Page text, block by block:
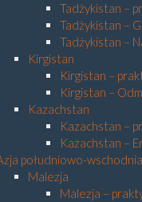
Tadżykistan –
Tadżykistan –
Tadżykistan –
Kirgistan
Kirgistan –
Kirgistan –
Kazachstan
Kazachstan –
Kazachstan –
południowo-wschodnia
Malezja
Malezja –